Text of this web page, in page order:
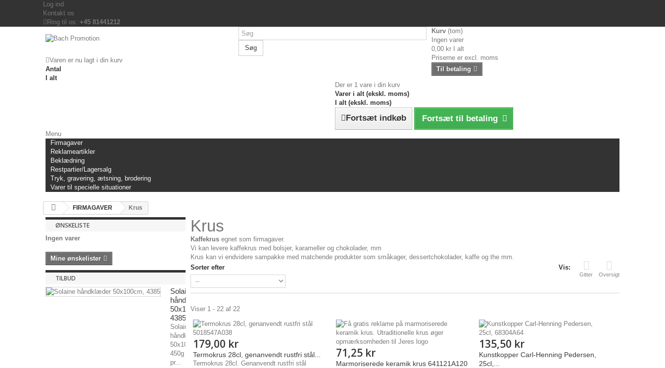
Log ind
Kontakt os
Ring til os: +45 81441212
Søg
Kurv (tom)
Ingen varer
0,00 kr
I alt
Priserne er excl. moms
Til betaling
Varen er nu lagt i din kurv
Antal
I alt
Der er 1 vare i din kurv
Varer i alt (ekskl. moms)
I alt (ekskl. moms)
Fortsæt indkøb Fortsæt til betaling
Menu
Firmagaver
Reklameartikler
Beklædning
Restpartier/Lagersalg
Tryk, gravering, ætsning, brodering
Varer til specielle situationer
FIRMAGAVER Krus
ØNSKELISTE
Ingen varer
Mine ønskelister
TILBUD
Solaine
håndklæder
50x100cm,
4385A32
Solaine
håndklæder
50x100cm,
450g
pr...
Krus
Kaffekrusegnet som firmagaver.
Vi kan levere kaffekrus med bolsjer, karameller og chokolader, mm
Krus kan vi endvidere sampakke med matchende produkter som småkager, dessertchokolader, kaffe og the mm.
Vis:
Gitter Oversigt
Sorter efter
Viser 1 - 22 af 22
179,00 kr
Termokrus 28cl, genanvendt rustfri stål...
Termokrus 28cl. Genanvendt rustfri stål
71,25 kr
Marmoriserede keramik krus 641121A120
135,50 kr
Kunstkopper Carl-Henning Pedersen,
25cl,...